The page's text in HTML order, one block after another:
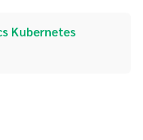
Kubernetes